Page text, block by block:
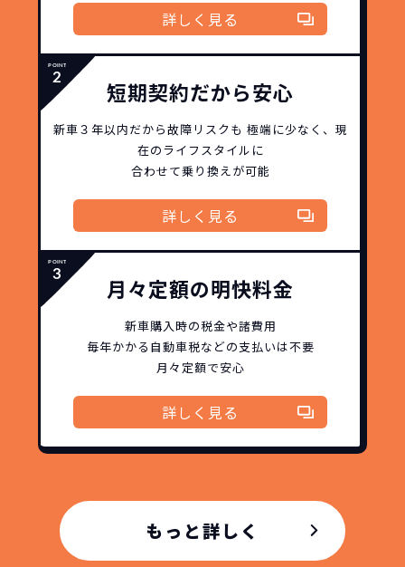
詳しく見る
短期契約だから安心
新車３年以内だから故障リスクも 極端に少なく、 現
在のライフスタイルに
合わせて乗り換えが可能
詳しく見る
月々定額の明快料金
新車購入時の税金や諸費用
毎年かかる自動車税などの支払いは不要
月々定額で安心
詳しく見る
もっと詳しく